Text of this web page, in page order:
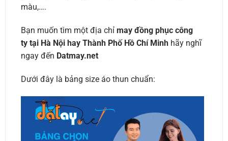
màu,….
Bạn muốn tìm một địa chỉ may đồng phục công
ty tại Hà Nội hay Thành Phố Hồ Chí Minhhãy nghĩ
ngay đến Datmay.net
Dưới đây là bảng size áo thun chuẩn: